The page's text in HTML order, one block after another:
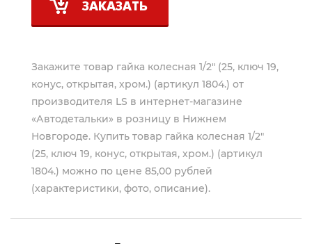
ЗАКАЗАТЬ
Закажите товар гайка колесная 1/2" (25, ключ 19,
конус, открытая, хром.) (артикул 1804.) от
производителя LS в интернет-магазине
«Автодетальки» в розницу в Нижнем
Новгороде. Купить товар гайка колесная 1/2"
(25, ключ 19, конус, открытая, хром.) (артикул
1804.) можно по цене 85,00 рублей
(характеристики, фото, описание).